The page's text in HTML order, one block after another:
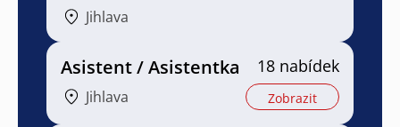
Jihlava
Asistent / Asistentka
Jihlava
18 nabídek
Zobrazit